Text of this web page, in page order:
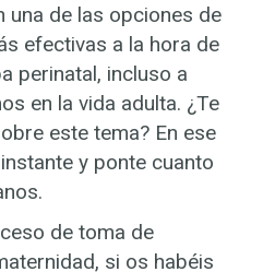
una de las opciones de
efectivas a la hora de
perinatal, incluso a
en la vida adulta. ¿Te
este tema? En ese
y ponte cuanto
de toma de
si os habéis